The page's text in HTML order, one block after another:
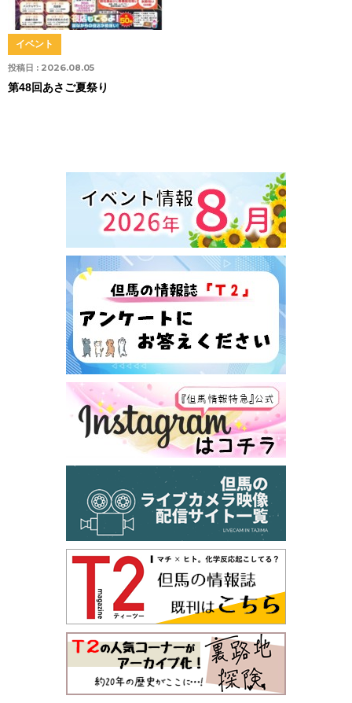
投稿日 : 2026.08.05
イベント
第48回あさご夏祭り